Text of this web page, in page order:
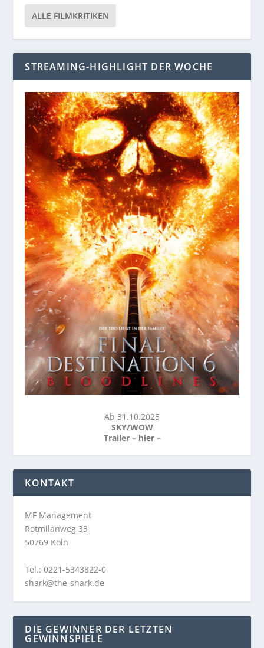
ALLE FILMKRITIKEN
STREAMING-HIGHLIGHT DER WOCHE
Ab 31.10.2025
SKY/WOW
Trailer – hier –
KONTAKT
MF Management
Rotmilanweg 33
50769 Köln
Tel.: 0221-5343822-0
shark@the-shark.de
DIE GEWINNER DER LETZTEN
GEWINNSPIELE